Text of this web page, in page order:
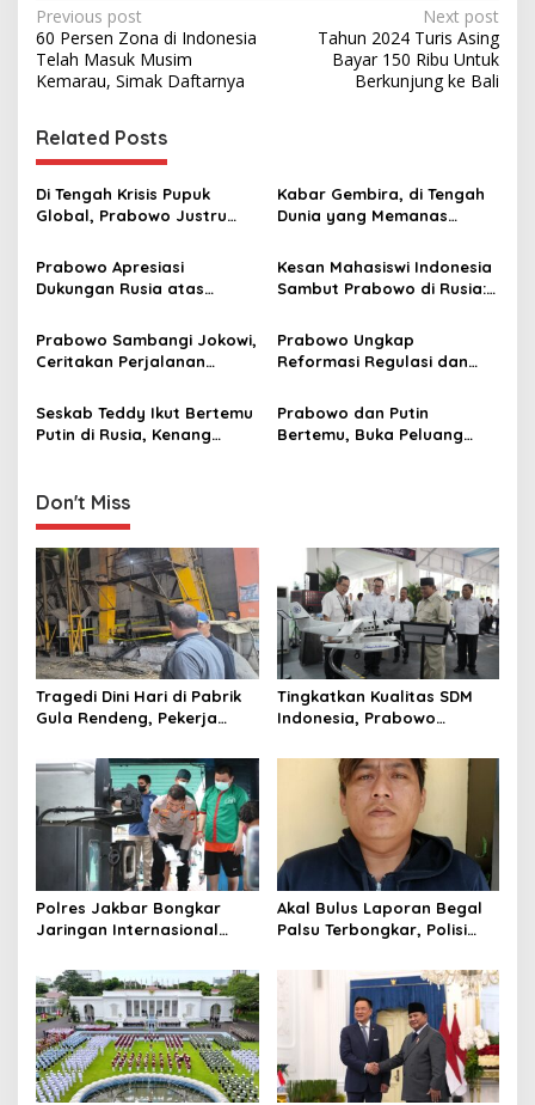
P
o
s
t
n
a
v
i
g
t
o
Previous post
60 Persen Zona di Indonesia
Telah Masuk Musim
Kemarau, Simak Daftarnya
Next post
Tahun 2024 Turis Asing
Bayar 150 Ribu Untuk
Berkunjung ke Bali
Related Posts
Di Tengah Krisis Pupuk
Global, Prabowo Justru
Petani
Kabar Gembira, di Tengah
Dunia yang Memanas
Pasokan Minyak dari Rusia
Prabowo Apresiasi
Dukungan Rusia atas
BRICS, Buka Banyak
Peluang Kerja Sama
Kesan Mahasiswi Indonesia
Sambut Prabowo di Rusia:
Inspiratif
Prabowo Sambangi Jokowi,
Ceritakan Perjalanan
Tuntaskan CEPA
Prabowo Ungkap
Reformasi Regulasi dan
Lonjakan Produksi Pangan
Seskab Teddy Ikut Bertemu
Putin di Rusia, Kenang
Menteri Pertahanan dan
Presiden Terpilih
Prabowo dan Putin
Bertemu, Buka Peluang
Don't Miss
Tragedi Dini Hari di Pabrik
Gula Rendeng, Pekerja
Pengangkat Tebu
Tingkatkan Kualitas SDM
Indonesia, Prabowo
hingga Undang Universitas
Terbaik Dunia
Polres Jakbar Bongkar
Jaringan Internasional
Narkoba, 7 Tersangka
Diringkus dan Barang Bukti
1,1 Ton Rp119 Miliar
Dimusnahkan
Akal Bulus Laporan Begal
Palsu Terbongkar, Polisi
Perusahaan untuk Crypto